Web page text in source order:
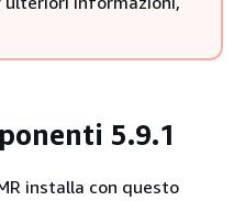
5.9.1
installa con questo